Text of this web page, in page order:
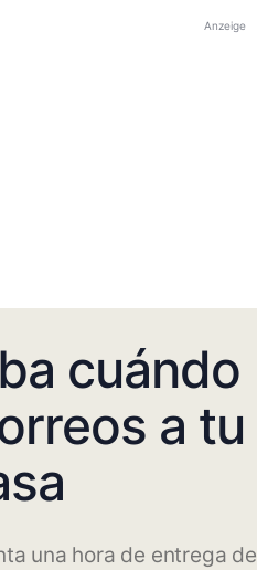
Anzeige
cuándo
a tu
una hora de entrega de